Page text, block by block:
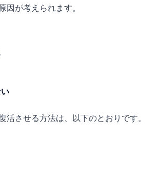
が考えられます。
させる方法は、以下のとおりです。